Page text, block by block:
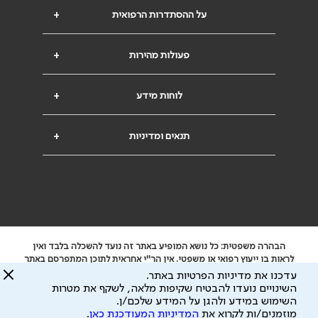
+ על ההסתדרות הרפואית
+ פעולות מהירות
+ לוחות מידע
+ תנאים ומדיניות
הבהרה משפטית: כל נושא המופיע באתר זה נועד להשכלה בלבד ואין
לראות בו ייעוץ רפואי או משפטי. אין הר"י אחראית לתוכן המתפרסם באתר
זה ולכל נזק שעלול להיגרם.
ידוע לי שהר"י אוספת ושומרת מידע אישי לצורך מתן השרות וכי חלק ממנו
עשוי להיות מועבר לצדדים שלישיים, הכל בכפוף ל
ולתנאי השימוש
עדכנו את מדיניות הפרטיות באתר.
השינויים נועדו להבטיח שקיפות מלאה, לשקף את מטרות
השימוש במידע ולהגן על המידע שלכם/ן.
מוזמנים/ות לקרוא את המדיניות המעודכנת כאן.